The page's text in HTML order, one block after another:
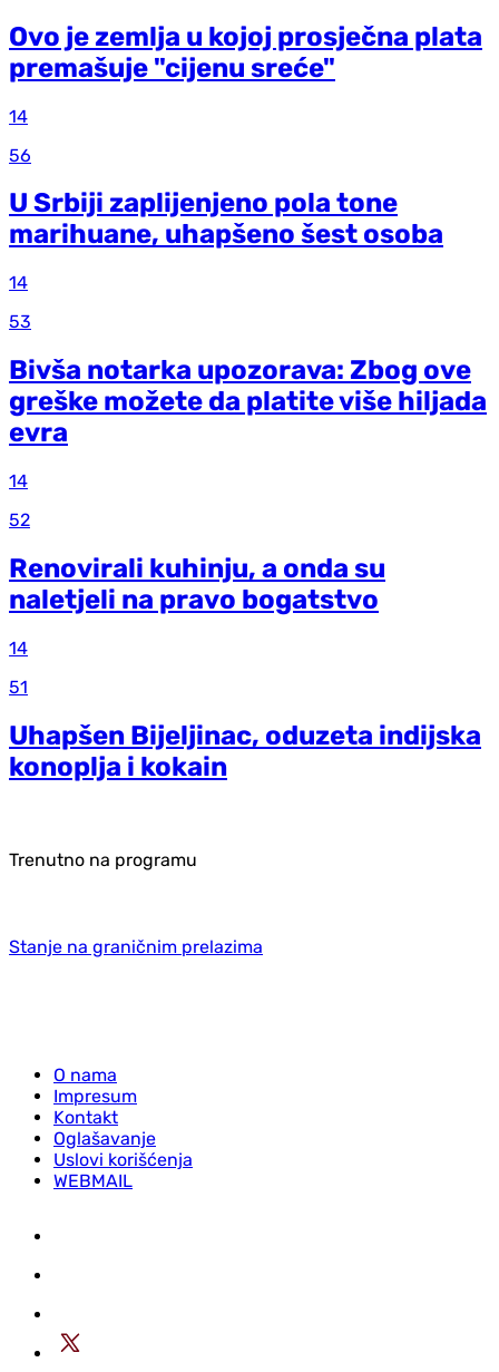
Ovo je zemlja u kojoj prosječna plata
premašuje "cijenu sreće"
14
56
U Srbiji zaplijenjeno pola tone
marihuane, uhapšeno šest osoba
14
53
Bivša notarka upozorava: Zbog ove
greške možete da platite više hiljada
evra
14
52
Renovirali kuhinju, a onda su
naletjeli na pravo bogatstvo
14
51
Uhapšen Bijeljinac, oduzeta indijska
konoplja i kokain
Trenutno na programu
Stanje na graničnim prelazima
O nama
Impresum
Kontakt
Oglašavanje
Uslovi korišćenja
WEBMAIL